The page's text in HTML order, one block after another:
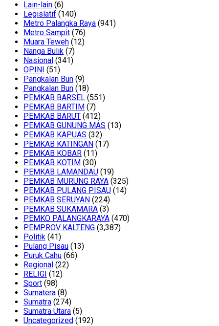
Lain-lain (6)
Legislatif (140)
Metro Palangka Raya (941)
Metro Sampit (76)
Muara Teweh (12)
Nanga Bulik (7)
Nasional (341)
OPINI (51)
Pangkalan Bun (9)
Pangkalan Bun (18)
PEMKAB BARSEL (551)
PEMKAB BARTIM (7)
PEMKAB BARUT (412)
PEMKAB GUNUNG MAS (13)
PEMKAB KAPUAS (32)
PEMKAB KATINGAN (17)
PEMKAB KOBAR (11)
PEMKAB KOTIM (30)
PEMKAB LAMANDAU (19)
PEMKAB MURUNG RAYA (325)
PEMKAB PULANG PISAU (14)
PEMKAB SERUYAN (224)
PEMKAB SUKAMARA (3)
PEMKO PALANGKARAYA (470)
PEMPROV KALTENG (3,387)
Politik (41)
Pulang Pisau (13)
Puruk Cahu (66)
Regional (22)
RELIGI (12)
Sport (98)
Sumatera (8)
Sumatra (274)
Sumatra Utara (5)
Uncategorized (192)